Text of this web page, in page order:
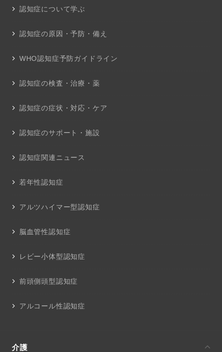
認知症について学ぶ
認知症の原因・予防・備え
WHO認知症予防ガイドライン
認知症の検査・治療・薬
認知症の症状・対応・ケア
認知症のサポート・施設
認知症関連ニュース
若年性認知症
アルツハイマー型認知症
脳血管性認知症
レビー小体型認知症
前頭側頭型認知症
アルコール性認知症
介護